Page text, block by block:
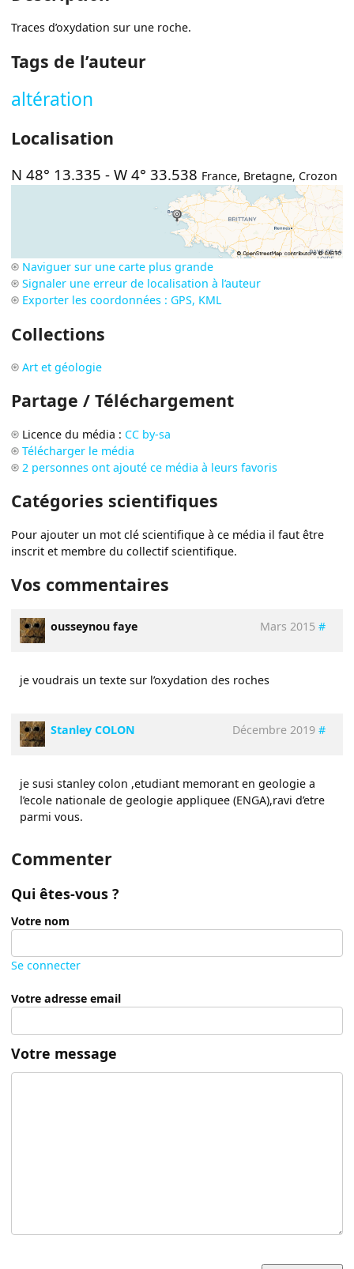
Traces d’oxydation sur une roche.
Tags de l’auteur
altération
Localisation
N 48° 13.335 -W 4° 33.538 France, Bretagne, Crozon
Naviguer sur une carte plus grande
Signaler une erreur de localisation à l’auteur
Exporter les coordonnées : GPS, KML
Collections
Art et géologie
Partage / Téléchargement
Licence du média : CC by-sa
Télécharger le média
2 personnes ont ajouté ce média à leurs favoris
Catégories scientifiques
Pour ajouter un mot clé scientifique à ce média il faut être
inscrit et membre du collectif scientifique.
Vos commentaires
ousseynou faye Mars 2015 #
je voudrais un texte sur l’oxydation des roches
Stanley COLON Décembre 2019 #
je susi stanley colon ,etudiant memorant en geologie a
l’ecole nationale de geologie appliquee (ENGA),ravi d’etre
parmi vous.
Commenter
Qui êtes-vous ?
Votre nom
Se connecter
Votre adresse email
Votre message